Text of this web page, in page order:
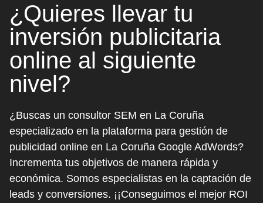
¿Quieres llevar tu
inversión publicitaria
online al siguiente
nivel?
¿Buscas un consultor SEM en La Coruña
especializado en la plataforma para gestión de
publicidad online en La Coruña Google AdWords?
Incrementa tus objetivos de manera rápida y
económica. Somos especialistas en la captación de
leads y conversiones. ¡¡Conseguimos el mejor ROI